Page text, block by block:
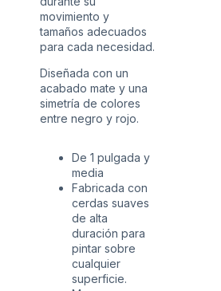
movimiento y
tamaños adecuados
para cada necesidad.
Diseñada con un
acabado mate y una
simetría de colores
entre negro y rojo.
De 1 pulgada y
media
Fabricada con
cerdas suaves
de alta
duración para
pintar sobre
cualquier
superficie.